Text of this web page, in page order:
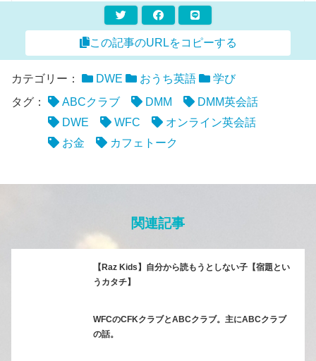
この記事のURLをコピーする
カテゴリー： DWE おうち英語
学び
タグ：
ABCクラブ DMM
DMM英会話
DWE
WFC
オンライン英会話
お金
カフェトーク
関連記事
【Raz Kids】自分から読もうとしない子【宿題とい
うカタチ】
WFCのCFKクラブとABCクラブ。主にABCクラブ
の話。